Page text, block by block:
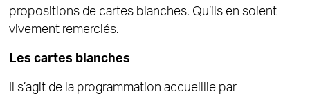
propositions de cartes blanches. Qu’ils en soient
vivement remerciés.
Les cartes blanches
Il s’agit de la programmation accueillie par